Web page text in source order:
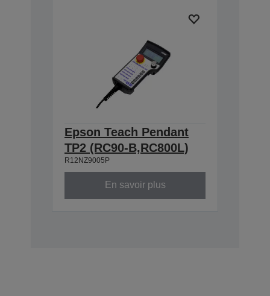
Epson Teach Pendant
TP2 (RC90-B,RC800L)
R12NZ9005P
En savoir plus